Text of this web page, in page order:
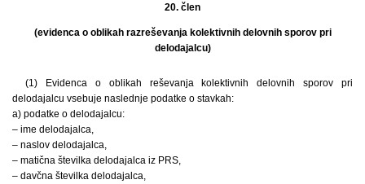
20. člen
(evidenca o oblikah razreševanja kolektivnih delovnih sporov pri
delodajalcu)
(1) Evidenca o oblikah reševanja kolektivnih delovnih sporov pri
delodajalcu vsebuje naslednje podatke o stavkah:
a) podatke o delodajalcu:
– ime delodajalca,
– naslov delodajalca,
– matična številka delodajalca iz PRS,
– davčna številka delodajalca,